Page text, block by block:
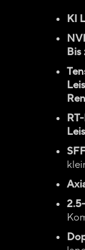
KI
Bis